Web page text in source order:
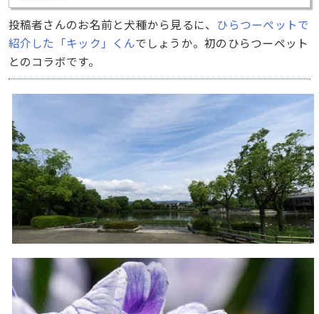
投稿者さんのお名前と犬種から見るに、 ひらつーペットで
紹介した「キック」くんでしょうか。初のひらつーペット
とのコラボです。